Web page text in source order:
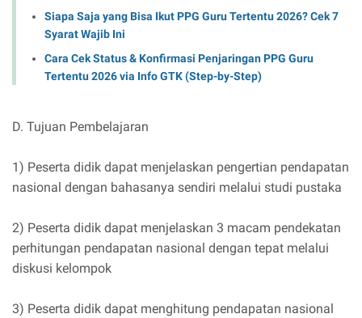
Siapa Saja yang Bisa Ikut PPG Guru Tertentu 2026? Cek 7
Syarat Wajib Ini
Cara Cek Status & Konfirmasi Penjaringan PPG Guru
Tertentu 2026 via Info GTK (Step-by-Step)
D. Tujuan Pembelajaran
1) Peserta didik dapat menjelaskan pengertian pendapatan
nasional dengan bahasanya sendiri melalui studi pustaka
2) Peserta didik dapat menjelaskan 3 macam pendekatan
perhitungan pendapatan nasional dengan tepat melalui
diskusi kelompok
3) Peserta didik dapat menghitung pendapatan nasional